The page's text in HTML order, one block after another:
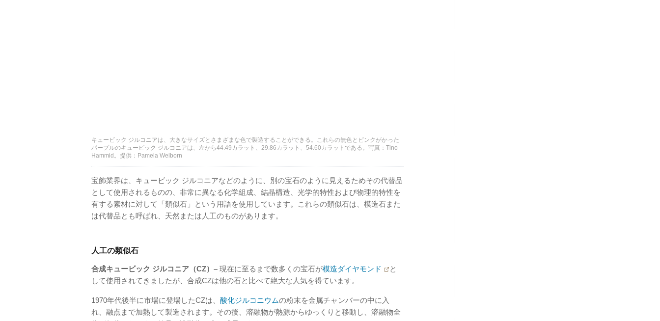
キュービック ジルコニアは、大きなサイズとさまざまな色で製造することができる。これらの無色とピンクがかった
パープルのキュービック ジルコニアは、左から44.49カラット、29.86カラット、54.60カラットである。写真：Tino
Hammid。提供：Pamela Welborn
宝飾業界は、キュービック ジルコニアなどのように、別の宝石のように見えるためその代替品
として使用されるものの、非常に異なる化学組成、結晶構造、光学的特性および物理的特性を
有する素材に対して「類似石」という用語を使用しています。これらの類似石は、模造石また
は代替品とも呼ばれ、天然または人工のものがあります。
人工の類似石
合成キュービック ジルコニア（CZ）– 現在に至るまで数多くの宝石が模造ダイヤモンド
と
して使用されてきましたが、合成CZは他の石と比べて絶大な人気を得ています。
1970年代後半に市場に登場したCZは、 酸化ジルコニウムの粉末を金属チャンバーの中に入
れ、融点まで加熱して製造されます。その後、溶融物が熱源からゆっくりと移動し、溶融物全